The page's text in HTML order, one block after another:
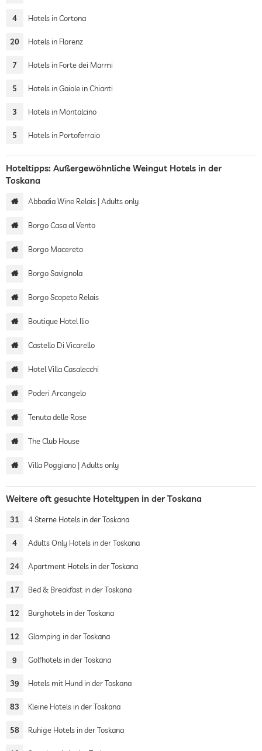
4 Hotels in Cortona
20 Hotels in Florenz
7 Hotels in Forte dei Marmi
5 Hotels in Gaiole in Chianti
3 Hotels in Montalcino
5 Hotels in Portoferraio
Hoteltipps: Außergewöhnliche Weingut Hotels in der
Toskana
Abbadia Wine Relais | Adults only
Borgo Casa al Vento
Borgo Macereto
Borgo Savignola
Borgo Scopeto Relais
Boutique Hotel Ilio
Castello Di Vicarello
Hotel Villa Casalecchi
Poderi Arcangelo
Tenuta delle Rose
The Club House
Villa Poggiano | Adults only
Weitere oft gesuchte Hoteltypen in der Toskana
31 4 Sterne Hotels in der Toskana
4 Adults Only Hotels in der Toskana
24 Apartment Hotels in der Toskana
17 Bed & Breakfast in der Toskana
12 Burghotels in der Toskana
12 Glamping in der Toskana
9 Golfhotels in der Toskana
39 Hotels mit Hund in der Toskana
83 Kleine Hotels in der Toskana
58 Ruhige Hotels in der Toskana